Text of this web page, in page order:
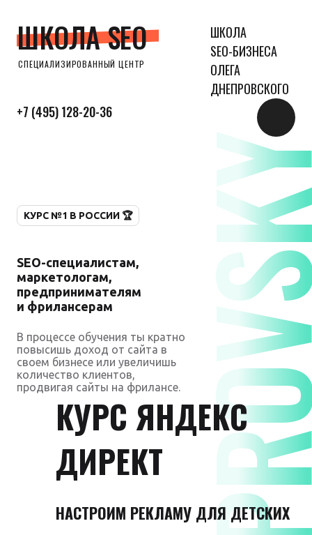
ШКОЛА SEO
СПЕЦИАЛИЗИРОВАННЫЙ ЦЕНТР
ШКОЛА
SEO-БИЗНЕСА
ОЛЕГА
ДНЕПРОВСКОГО
+7 (495) 128-20-36
КУРС №1 В РОССИИ 🏆
SEO-специалистам,
маркетологам,
предпринимателям
и фрилансерам
В процессе обучения ты кратно
повысишь доход от сайта в
своем бизнесе или увеличишь
количество клиентов,
продвигая сайты на фрилансе.
КУРС ЯНДЕКС
ДИРЕКТ
НАСТРОИМ РЕКЛАМУ ДЛЯ ДЕТСКИХ